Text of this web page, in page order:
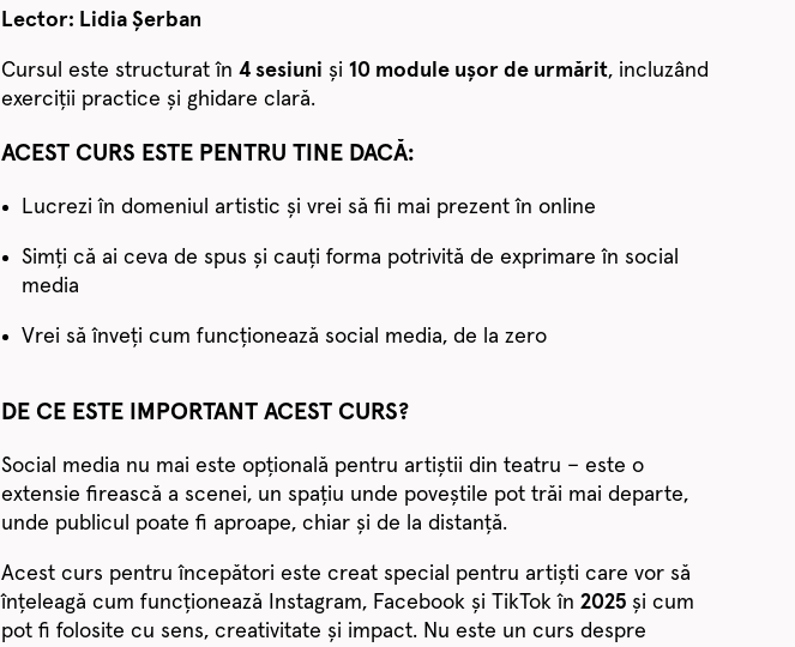
Lector: Lidia Șerban
Cursul este structurat în 4 sesiuni și 10 module ușor de urmărit, incluzând
exerciții practice și ghidare clară.
ACEST CURS ESTE PENTRU TINE DACĂ:
Lucrezi în domeniul artistic și vrei să fii mai prezent în online
Simți că ai ceva de spus și cauți forma potrivită de exprimare în social
media
Vrei să înveți cum funcționează social media, de la zero
DE CE ESTE IMPORTANT ACEST CURS?
Social media nu mai este opțională pentru artiștii din teatru – este o
extensie firească a scenei, un spațiu unde poveștile pot trăi mai departe,
unde publicul poate fi aproape, chiar și de la distanță.
Acest curs pentru începători este creat special pentru artiști care vor să
înțeleagă cum funcționează Instagram, Facebook și TikTok în 2025 și cum
pot fi folosite cu sens, creativitate și impact. Nu este un curs despre